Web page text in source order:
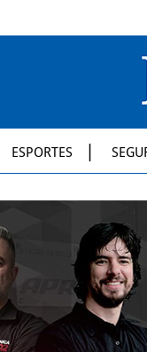
ESPORTES